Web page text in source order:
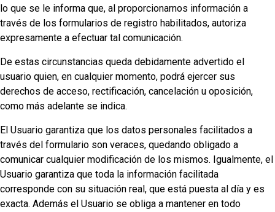
lo que se le informa que, al proporcionarnos información a
través de los formularios de registro habilitados, autoriza
expresamente a efectuar tal comunicación.
De estas circunstancias queda debidamente advertido el
usuario quien, en cualquier momento, podrá ejercer sus
derechos de acceso, rectificación, cancelación u oposición,
como más adelante se indica.
El Usuario garantiza que los datos personales facilitados a
través del formulario son veraces, quedando obligado a
comunicar cualquier modificación de los mismos. Igualmente, el
Usuario garantiza que toda la información facilitada
corresponde con su situación real, que está puesta al día y es
exacta. Además el Usuario se obliga a mantener en todo